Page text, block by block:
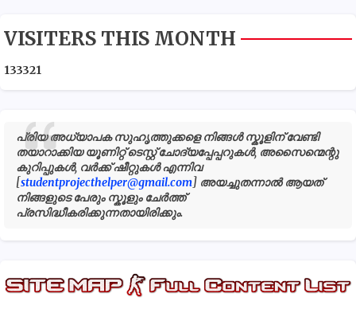
VISITERS THIS MONTH
133321
പ്രിയ അധ്യാപക സുഹൃത്തുക്കളെ നിങ്ങൾ സ്കൂളിന് വേണ്ടി
തയാറാക്കിയ യൂണിറ്റ് ടെസ്റ്റ് ചോദ്യപ്പേപ്പറുകൾ, അസൈന്മെന്റു
കുറിപ്പുകൾ, വർക്ക് ഷീറ്റുകൾ എന്നിവ
[studentprojecthelper@gmail.com] അയച്ചുതന്നാൽ ആയത്
നിങ്ങളുടെ പേരും സ്കൂളും ചേർത്ത്
പ്രസിദ്ധീകരിക്കുന്നതായിരിക്കും.